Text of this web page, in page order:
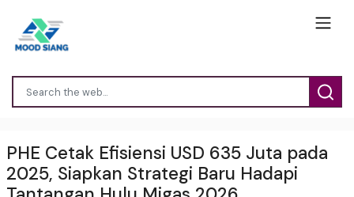
PHE Cetak Efisiensi USD 635 Juta pada
2025, Siapkan Strategi Baru Hadapi